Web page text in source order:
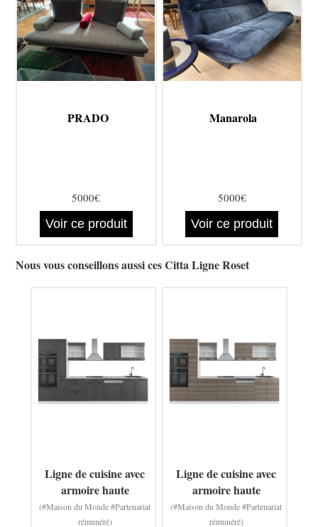
PRADO
5000€
Voir ce produit
Manarola
5000€
Voir ce produit
Nous vous conseillons aussi ces Citta Ligne Roset
Ligne de cuisine avec
armoire haute
(#Maison du Monde #Partenariat
rémunéré)
Ligne de cuisine avec
armoire haute
(#Maison du Monde #Partenariat
rémunéré)